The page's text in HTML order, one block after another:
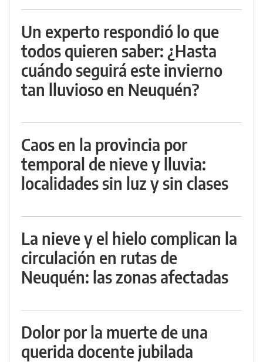
Un experto respondió lo que
todos quieren saber: ¿Hasta
cuándo seguirá este invierno
tan lluvioso en Neuquén?
Caos en la provincia por
temporal de nieve y lluvia:
localidades sin luz y sin clases
La nieve y el hielo complican la
circulación en rutas de
Neuquén: las zonas afectadas
Dolor por la muerte de una
querida docente jubilada